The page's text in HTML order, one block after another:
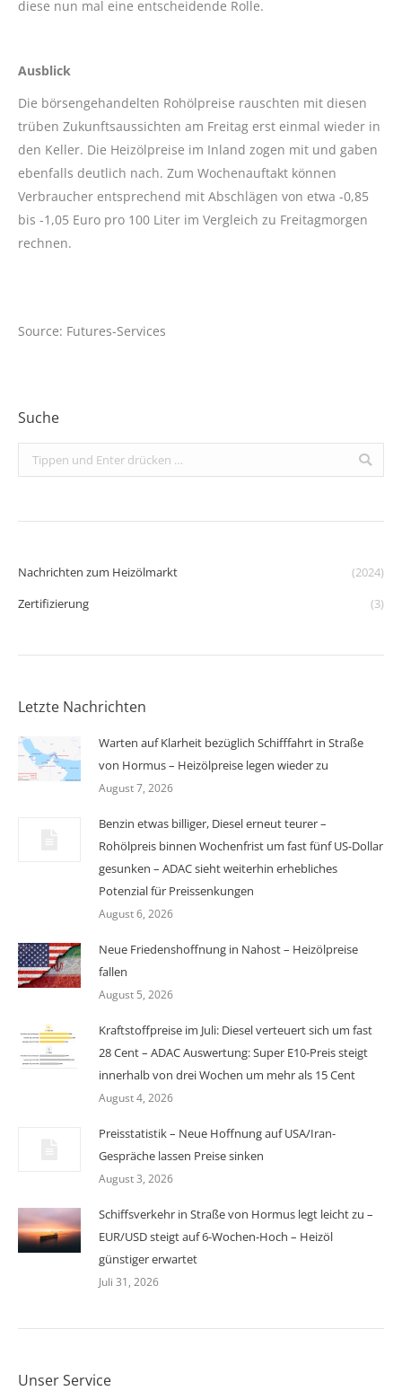
diese nun mal eine entscheidende Rolle.
Ausblick
Die börsengehandelten Rohölpreise rauschten mit diesen
trüben Zukunftsaussichten am Freitag erst einmal wieder in
den Keller. Die Heizölpreise im Inland zogen mit und gaben
ebenfalls deutlich nach. Zum Wochenauftakt können
Verbraucher entsprechend mit Abschlägen von etwa -0,85
bis -1,05 Euro pro 100 Liter im Vergleich zu Freitagmorgen
rechnen.
Source: Futures-Services
Suche
Search:
Nachrichten zum Heizölmarkt
(2024)
Zertifizierung
(3)
Letzte Nachrichten
Warten auf Klarheit bezüglich Schifffahrt in Straße
von Hormus – Heizölpreise legen wieder zu
August 7, 2026
Benzin etwas billiger, Diesel erneut teurer –
Rohölpreis binnen Wochenfrist um fast fünf US-Dollar
gesunken – ADAC sieht weiterhin erhebliches
Potenzial für Preissenkungen
August 6, 2026
Neue Friedenshoffnung in Nahost – Heizölpreise
fallen
August 5, 2026
Kraftstoffpreise im Juli: Diesel verteuert sich um fast
28 Cent – ADAC Auswertung: Super E10-Preis steigt
innerhalb von drei Wochen um mehr als 15 Cent
August 4, 2026
Preisstatistik – Neue Hoffnung auf USA/Iran-
Gespräche lassen Preise sinken
August 3, 2026
Schiffsverkehr in Straße von Hormus legt leicht zu –
EUR/USD steigt auf 6-Wochen-Hoch – Heizöl
günstiger erwartet
Juli 31, 2026
Unser Service